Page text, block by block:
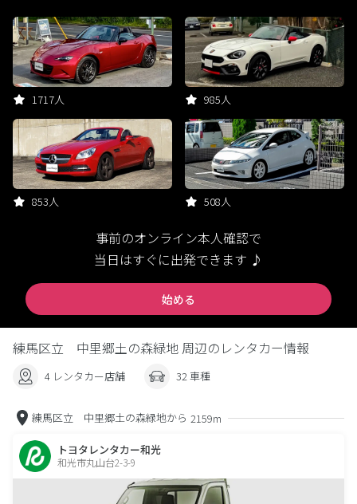
1717人 985人
853人 508人
事前のオンライン本人確認で
当日はすぐに出発できます ♪
始める
練馬区立 中里郷土の森緑地 周辺のレンタカー情報
4 レンタカー店舗 32 車種
練馬区立 中里郷土の森緑地から 2159m
トヨタレンタカー和光
和光市丸山台2-3-9